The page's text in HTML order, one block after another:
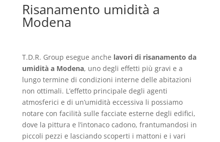
Risanamento umidità a
Modena
T.D.R. Group esegue anche lavori di risanamento da
umidità a Modena, uno degli effetti più gravi e a
lungo termine di condizioni interne delle abitazioni
non ottimali. L’effetto principale degli agenti
atmosferici e di un’umidità eccessiva li possiamo
notare con facilità sulle facciate esterne degli edifici,
dove la pittura e l’intonaco cadono, frantumandosi in
piccoli pezzi e lasciando scoperti i mattoni e i vari